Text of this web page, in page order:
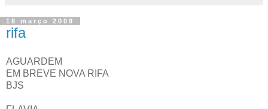
18 março 2009
rifa
AGUARDEM
EM BREVE NOVA RIFA
BJS